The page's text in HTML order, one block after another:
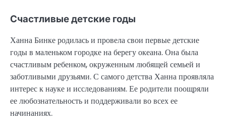
Счастливые детские годы
Ханна Бинке родилась и провела свои первые детские
годы в маленьком городке на берегу океана. Она была
счастливым ребенком, окруженным любящей семьей и
заботливыми друзьями. С самого детства Ханна проявляла
интерес к науке и исследованиям. Ее родители поощряли
ее любознательность и поддерживали во всех ее
начинаниях.